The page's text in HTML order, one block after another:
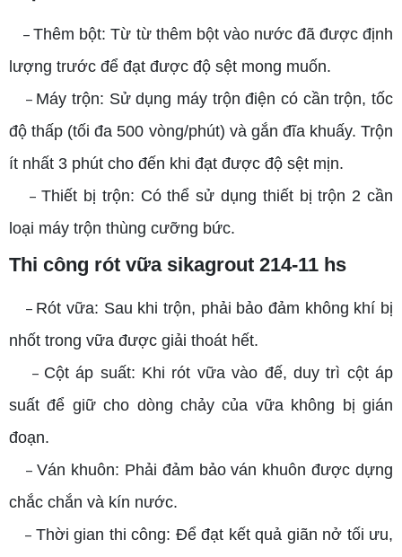
–Thêm bột: Từ từ thêm bột vào nước đã được định
lượng trước để đạt được độ sệt mong muốn.
– Máy trộn: Sử dụng máy trộn điện có cần trộn, tốc
độ thấp (tối đa 500 vòng/phút) và gắn đĩa khuấy. Trộn
ít nhất 3 phút cho đến khi đạt được độ sệt mịn.
–Thiết bị trộn: Có thể sử dụng thiết bị trộn 2 cần
loại máy trộn thùng cưỡng bức.
Thi công rót vữa sikagrout 214-11 hs
– Rót vữa: Sau khi trộn, phải bảo đảm không khí bị
nhốt trong vữa được giải thoát hết.
– Cột áp suất: Khi rót vữa vào đế, duy trì cột áp
suất để giữ cho dòng chảy của vữa không bị gián
đoạn.
–Ván khuôn: Phải đảm bảo ván khuôn được dựng
chắc chắn và kín nước.
– Thời gian thi công: Để đạt kết quả giãn nở tối ưu,